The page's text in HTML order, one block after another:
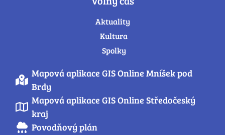
Aktuality
Kultura
Spolky
Mapová aplikace GIS Online Mníšek pod
Brdy
Mapová aplikace GIS Online Středočeský
kraj
Povodňový plán